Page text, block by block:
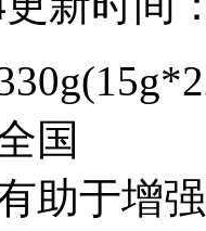
国
助于增